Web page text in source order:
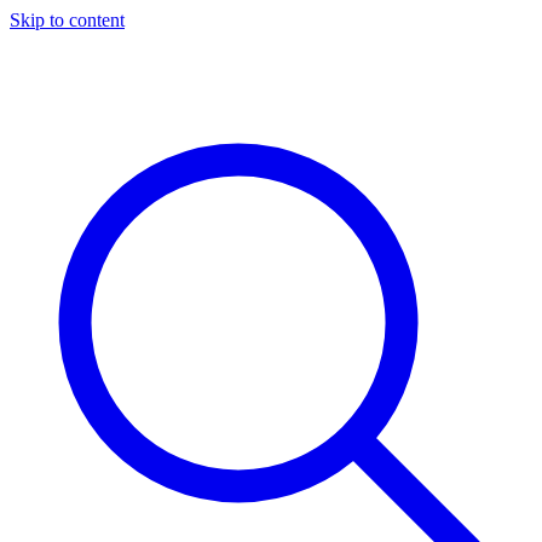
Skip to content